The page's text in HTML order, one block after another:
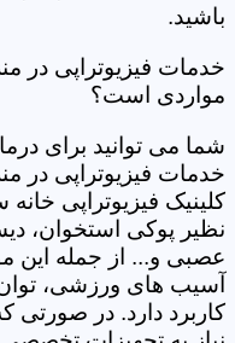
باشید.
خدمات فیزیوتراپی در
مواردی است؟
شما می توانید برای
خدمات فیزیوتراپی در
کلینیک فیزیوتراپی
نظیر پوکی استخوان،
عصبی و... از جمله این
آسیب های ورزشی،
کاربرد دارد. در صورتی